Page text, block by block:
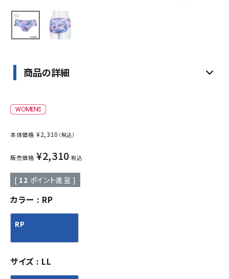
商品の詳細
本体価格 ¥2,310 （税込）
販売価格 ¥2,310 税込
[ 12 ポイント進呈 ]
カラー RP
RP
サイズ LL